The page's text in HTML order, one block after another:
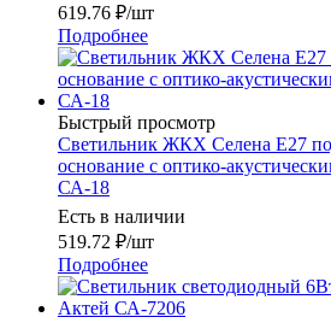
619.76 ₽/шт
Подробнее
Быстрый просмотр
Светильник ЖКХ Селена E27
основание с оптико-
СА-18
Есть в наличии
519.72 ₽/шт
Подробнее